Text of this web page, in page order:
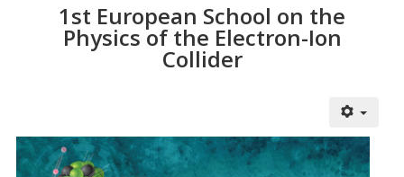
1st European School on the
Physics of the Electron-Ion
Collider